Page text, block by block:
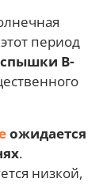
период
В-
ожидается
.
низкой,